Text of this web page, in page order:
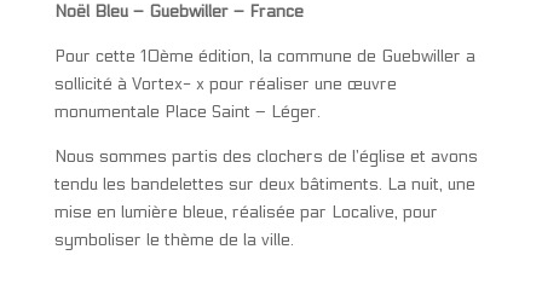
Noël Bleu – Guebwiller – France
Pour cette 10ème édition, la commune de Guebwiller a
sollicité à Vortex- x pour réaliser une œuvre
monumentale Place Saint – Léger.
Nous sommes partis des clochers de l’église et avons
tendu les bandelettes sur deux bâtiments. La nuit, une
mise en lumière bleue, réalisée par Localive, pour
symboliser le thème de la ville.